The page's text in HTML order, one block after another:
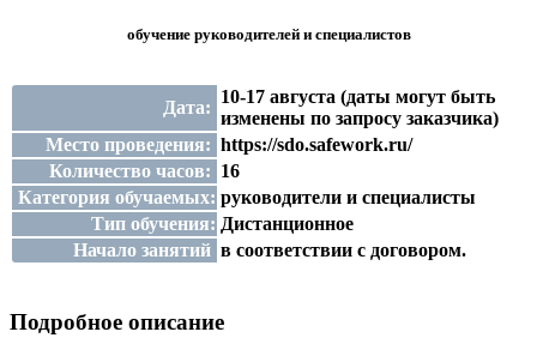
обучение руководителей и специалистов
Дата:
10-17 августа (даты могут быть
изменены по запросу заказчика)
Место проведения: https://sdo.safework.ru/
Количество часов: 16
Категория обучаемых: руководители и специалисты
Тип обучения: Дистанционное
Начало занятий в соответствии с договором.
Подробное описание